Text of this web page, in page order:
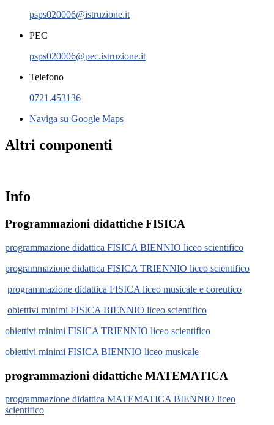
psps020006@istruzione.it
PEC
psps020006@pec.istruzione.it
Telefono
0721.453136
Naviga su Google Maps
Altri componenti
Info
Programmazioni didattiche FISICA
programmazione didattica FISICA BIENNIO liceo scientifico
programmazione didattica FISICA TRIENNIO liceo scientifico
programmazione didattica FISICA liceo musicale e coreutico
obiettivi minimi FISICA BIENNIO liceo scientifico
obiettivi minimi FISICA TRIENNIO liceo scientifico
obiettivi minimi FISICA BIENNIO liceo musicale
programmazioni didattiche MATEMATICA
programmazione didattica MATEMATICA BIENNIO liceo
scientifico